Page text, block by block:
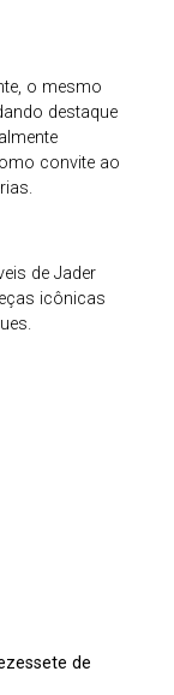
o mesmo
destaque
convite ao
de Jader
icônicas
de